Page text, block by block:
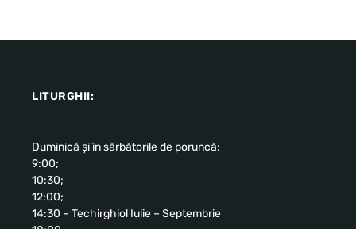
LITURGHII:
Duminică și în sărbătorile de poruncă:
9:00;
10:30;
12:00;
14:30 – Techirghiol Iulie – Septembrie